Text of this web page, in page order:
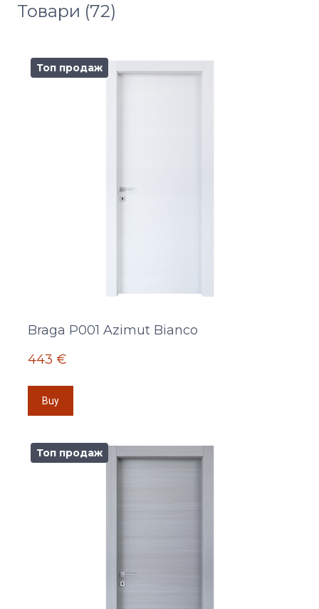
Товари (72)
Топ продаж
Braga P001 Azimut Bianco
443 €
Buy
Топ продаж